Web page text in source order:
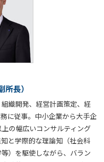
長）
織開発、経営計画策定、経
に従事。中小企業から大手企
の幅広いコンサルティング
と学際的な理論知（社会科
）を駆使しながら、バラン